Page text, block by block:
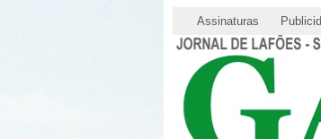
Assinaturas